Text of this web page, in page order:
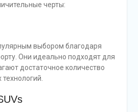
черты:
выбором благодаря
Они идеально подходят для
достаточное количество